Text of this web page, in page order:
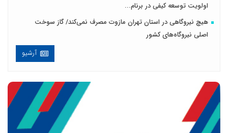
اولویت توسعه کیفی در برنام...
هیچ نیروگاهی در استان تهران مازوت مصرف نمی‌کند/ گاز سوخت
اصلی نیروگاه‌های کشور
آرشیو